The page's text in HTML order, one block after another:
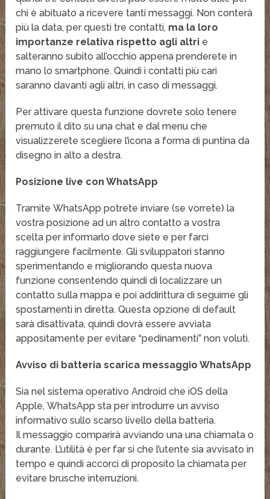
chi è abituato a ricevere tanti messaggi. Non conterà
più la data, per questi tre contatti, ma la loro
importanze relativa rispetto agli altri e
salteranno subito all’occhio appena prenderete in
mano lo smartphone. Quindi i contatti più cari
saranno davanti agli altri, in caso di messaggi.
Per attivare questa funzione dovrete solo tenere
premuto il dito su una chat e dal menu che
visualizzerete scegliere l’icona a forma di puntina da
disegno in alto a destra.
Posizione live con WhatsApp
Tramite WhatsApp potrete inviare (se vorrete) la
vostra posizione ad un altro contatto a vostra
scelta per informarlo dove siete e per farci
raggiungere facilmente. Gli sviluppatori stanno
sperimentando e migliorando questa nuova
funzione consentendo quindi di localizzare un
contatto sulla mappa e poi addirittura di seguirne gli
spostamenti in diretta. Questa opzione di default
sarà disattivata, quindi dovrà essere avviata
appositamente per evitare “pedinamenti” non voluti.
Avviso di batteria scarica messaggio WhatsApp
Sia nel sistema operativo Android che iOS della
Apple, WhatsApp sta per introdurre un avviso
informativo sullo scarso livello della batteria.
Il messaggio comparirà avviando una una chiamata o
durante. L’utilità è per far si che l’utente sia avvisato in
tempo e quindi accorci di proposito la chiamata per
evitare brusche interruzioni.